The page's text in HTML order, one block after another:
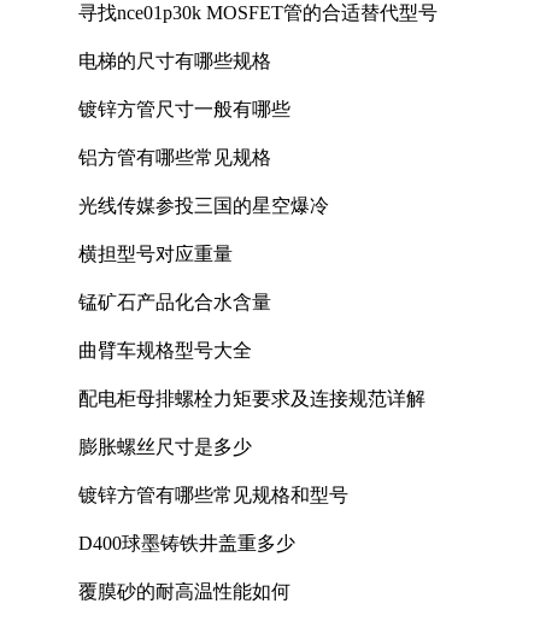
寻找nce01p30k MOSFET管的合适替代型号
电梯的尺寸有哪些规格
镀锌方管尺寸一般有哪些
铝方管有哪些常见规格
光线传媒参投三国的星空爆冷
横担型号对应重量
锰矿石产品化合水含量
曲臂车规格型号大全
配电柜母排螺栓力矩要求及连接规范详解
膨胀螺丝尺寸是多少
镀锌方管有哪些常见规格和型号
D400球墨铸铁井盖重多少
覆膜砂的耐高温性能如何